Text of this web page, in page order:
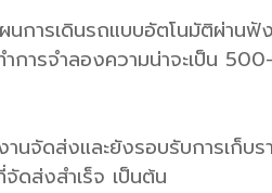
นการเดินรถแบบอัตโนมัติผ่านฟั
การจำลองความน่าจะเป็น
นจัดส่งและยังรอบรับการเก็
ดส่งสำเร็จ เป็นต้น